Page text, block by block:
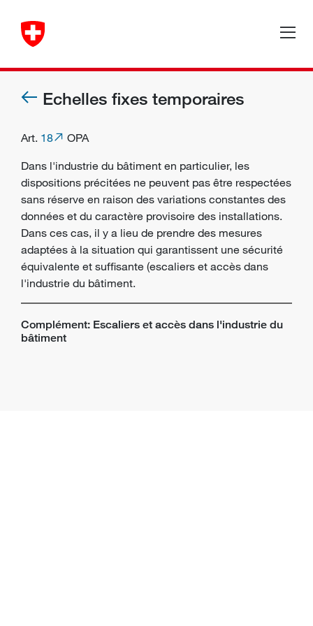
Echelles fixes temporaires
Art. 18
OPA
Dans l'industrie du bâtiment en particulier, les
dispositions précitées ne peuvent pas être respectées
sans réserve en raison des variations constantes des
données et du caractère provisoire des installations.
Dans ces cas, il y a lieu de prendre des mesures
adaptées à la situation qui garantissent une sécurité
équivalente et suffisante (escaliers et accès dans
l'industrie du bâtiment.
Complément: Escaliers et accès dans l'industrie du
bâtiment